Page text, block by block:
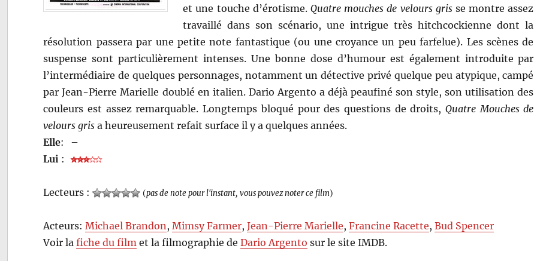
et une touche d’érotisme.Quatre mouches de velours grisse montre assez
travaillé dans son scénario, une intrigue très hitchcockienne dont la
résolution passera par une petite note fantastique (ou une croyance un peu farfelue). Les scènes de
suspense sont particulièrement intenses. Une bonne dose d’humour est également introduite par
l’intermédiaire de quelques personnages, notamment un détective privé quelque peu atypique, campé
par Jean-Pierre Marielle doublé en italien. Dario Argento a déjà peaufiné son style, son utilisation des
couleurs est assez remarquable. Longtemps bloqué pour des questions de droits,Quatre Mouches de
velours gris a heureusement refait surface il y a quelques années.
Elle:
–
Lui :
Lecteurs : (pas de note pour l'instant, vous pouvez noter ce film)
Acteurs:Michael Brandon ,Mimsy Farmer,Jean-Pierre Marielle,Francine Racette,Bud Spencer
Voir lafiche du film et la filmographie deDario Argento sur le site IMDB.